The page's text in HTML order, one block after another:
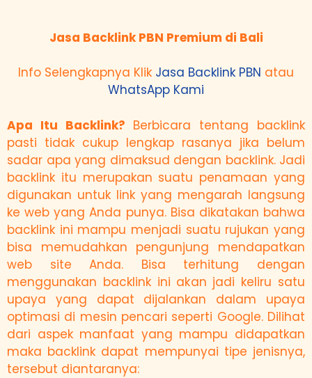
Jasa Backlink PBN Premium di Bali
Info Selengkapnya Klik Jasa Backlink PBN atau
WhatsApp Kami
Apa Itu Backlink? Berbicara tentang backlink
pasti tidak cukup lengkap rasanya jika belum
sadar apa yang dimaksud dengan backlink. Jadi
backlink itu merupakan suatu penamaan yang
digunakan untuk link yang mengarah langsung
ke web yang Anda punya. Bisa dikatakan bahwa
backlink ini mampu menjadi suatu rujukan yang
bisa memudahkan pengunjung mendapatkan
web site Anda. Bisa terhitung dengan
menggunakan backlink ini akan jadi keliru satu
upaya yang dapat dijalankan dalam upaya
optimasi di mesin pencari seperti Google. Dilihat
dari aspek manfaat yang mampu didapatkan
maka backlink dapat mempunyai tipe jenisnya,
tersebut diantaranya: